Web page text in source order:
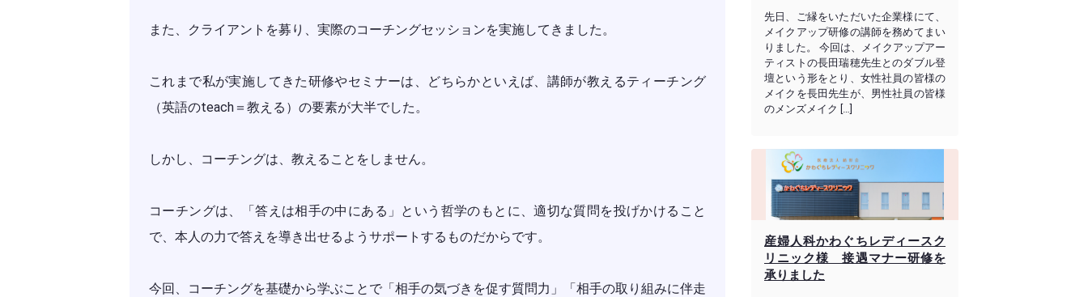
また、クライアントを募り、実際のコーチングセッションを実施してきました。
これまで私が実施してきた研修やセミナーは、どちらかといえば、講師が教えるティーチング
（英語のteach＝教える）の要素が大半でした。
しかし、コーチングは、教えることをしません。
コーチングは、「答えは相手の中にある」という哲学のもとに、適切な質問を投げかけること
で、本人の力で答えを導き出せるようサポートするものだからです。
今回、コーチングを基礎から学ぶことで「相手の気づきを促す質問力」「相手の取り組みに伴走
先日、ご縁をいただいた企業様にて、
メイクアップ研修の講師を務めてまい
りました。 今回は、メイクアップアー
ティストの長田瑞穂先生とのダブル登
壇という形をとり、女性社員の皆様の
メイクを長田先生が、男性社員の皆様
のメンズメイク […]
産婦人科かわぐちレディースク
リニック様 接遇マナー研修を
承りました